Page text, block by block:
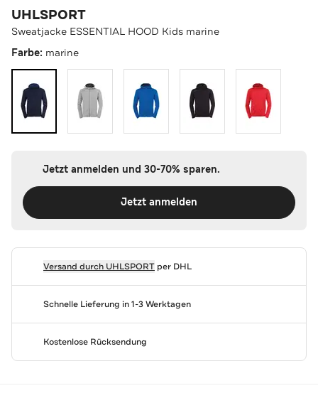
UHLSPORT
Sweatjacke ESSENTIAL HOOD Kids marine
Farbe: marine
Jetzt anmelden und 30-70% sparen.
Jetzt anmelden
Versand durch UHLSPORTper DHL
Schnelle Lieferung in 1-3 Werktagen
Kostenlose Rücksendung